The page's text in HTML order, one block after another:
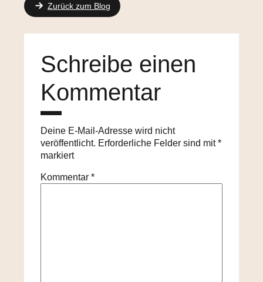
Zurück zum Blog
Schreibe einen
Kommentar
Deine E-Mail-Adresse wird nicht
veröffentlicht. Erforderliche Felder sind mit*
markiert
Kommentar*